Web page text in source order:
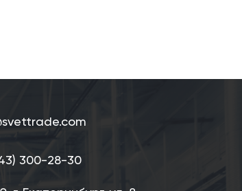
300-28-30